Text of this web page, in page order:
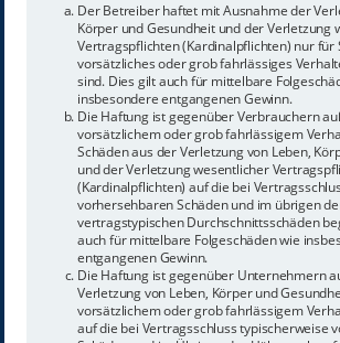
Der Betreiber haftet mit Ausnahme der
Körper und Gesundheit und der Verletzung
Vertragspflichten (Kardinalpflichten) nur für
vorsätzliches oder grob fahrlässiges
sind. Dies gilt auch für mittelbare
insbesondere entgangenen Gewinn.
Die Haftung ist gegenüber Verbrauchern
vorsätzlichem oder grob fahrlässigem
Schäden aus der Verletzung von Leben,
und der Verletzung wesentlicher
(Kardinalpflichten) auf die bei
vorhersehbaren Schäden und im übrigen
vertragstypischen Durchschnittsschäden
auch für mittelbare Folgeschäden wie
entgangenen Gewinn.
Die Haftung ist gegenüber Unternehmern
Verletzung von Leben, Körper und
vorsätzlichem oder grob fahrlässigem
auf die bei Vertragsschluss typischerweise